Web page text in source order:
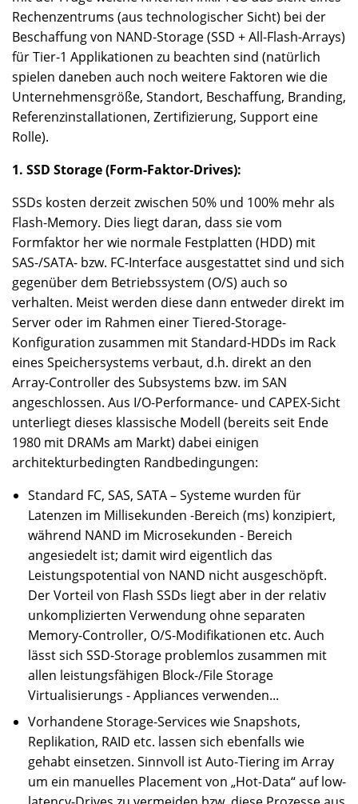
Rechenzentrums (aus technologischer Sicht) bei der
Beschaffung von NAND-Storage (SSD + All-Flash-Arrays)
für Tier-1 Applikationen zu beachten sind (natürlich
spielen daneben auch noch weitere Faktoren wie die
Unternehmensgröße, Standort, Beschaffung, Branding,
Referenzinstallationen, Zertifizierung, Support eine
Rolle).
1. SSD Storage (Form-Faktor-Drives):
SSDs kosten derzeit zwischen 50% und 100% mehr als
Flash-Memory. Dies liegt daran, dass sie vom
Formfaktor her wie normale Festplatten (HDD) mit
SAS-/SATA- bzw. FC-Interface ausgestattet sind und sich
gegenüber dem Betriebssystem (O/S) auch so
verhalten. Meist werden diese dann entweder direkt im
Server oder im Rahmen einer Tiered-Storage-
Konfiguration zusammen mit Standard-HDDs im Rack
eines Speichersystems verbaut, d.h. direkt an den
Array-Controller des Subsystems bzw. im SAN
angeschlossen. Aus I/O-Performance- und CAPEX-Sicht
unterliegt dieses klassische Modell (bereits seit Ende
1980 mit DRAMs am Markt) dabei einigen
architekturbedingten Randbedingungen:
Standard FC, SAS, SATA – Systeme wurden für
Latenzen im Millisekunden -Bereich (ms) konzipiert,
während NAND im Microsekunden - Bereich
angesiedelt ist; damit wird eigentlich das
Leistungspotential von NAND nicht ausgeschöpft.
Der Vorteil von Flash SSDs liegt aber in der relativ
unkomplizierten Verwendung ohne separaten
Memory-Controller, O/S-Modifikationen etc. Auch
lässt sich SSD-Storage problemlos zusammen mit
allen leistungsfähigen Block-/File Storage
Virtualisierungs - Appliances verwenden...
Vorhandene Storage-Services wie Snapshots,
Replikation, RAID etc. lassen sich ebenfalls wie
gehabt einsetzen. Sinnvoll ist Auto-Tiering im Array
um ein manuelles Placement von „Hot-Data“ auf low-